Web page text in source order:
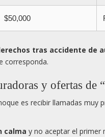
$50,000
tras accidente de
corresponda.
y ofertas de
es recibir llamadas muy
calma y no aceptar el primer